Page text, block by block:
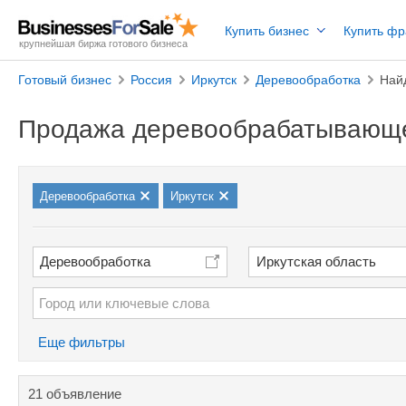
крупнейшая биржа готового бизнеса
Купить бизнес Купить
Готовый бизнес Россия Иркутск Деревообработка
Продажа
Деревообработка Иркутск
Деревообработка Иркутская область
Еще фильтры
21 объявление